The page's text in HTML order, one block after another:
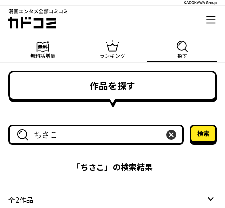
漫画エンタメ全部コミコミ
カドコミ
無料話増量 ランキング 探す
作品を探す
作品名・作家名で探す
検索
「ちさこ」の検索結果
全2作品